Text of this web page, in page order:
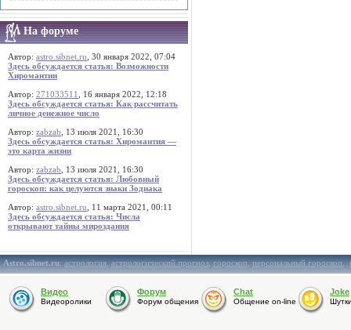
На форуме
Автор: astro.sibnet.ru , 30 января 2022, 07:04
Здесь обсуждается статья: Возможности
Хиромантии
Автор: 271033511
, 16 января 2022, 12:18
Здесь обсуждается статья: Как рассчитать
личное денежное число
Автор: zabzab , 13 июля 2021, 16:30
Здесь обсуждается статья: Хиромантия —
это карта жизни
Автор: zabzab , 13 июля 2021, 16:30
Здесь обсуждается статья: Любовный
гороскоп: как целуются знаки Зодиака
Автор: astro.sibnet.ru , 11 марта 2021, 00:11
Здесь обсуждается статья: Числа
открывают тайны мироздания
Astro.sibnet.ru:астрология,астрологический прогноз,гороскоп,персональный гороскоп,
Видео
Видеоролики
Форум
Форум общения
Chat
Общение on-line
Joke